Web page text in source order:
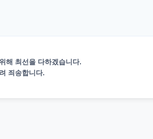
해 최선을 다하겠습니다.
죄송합니다.